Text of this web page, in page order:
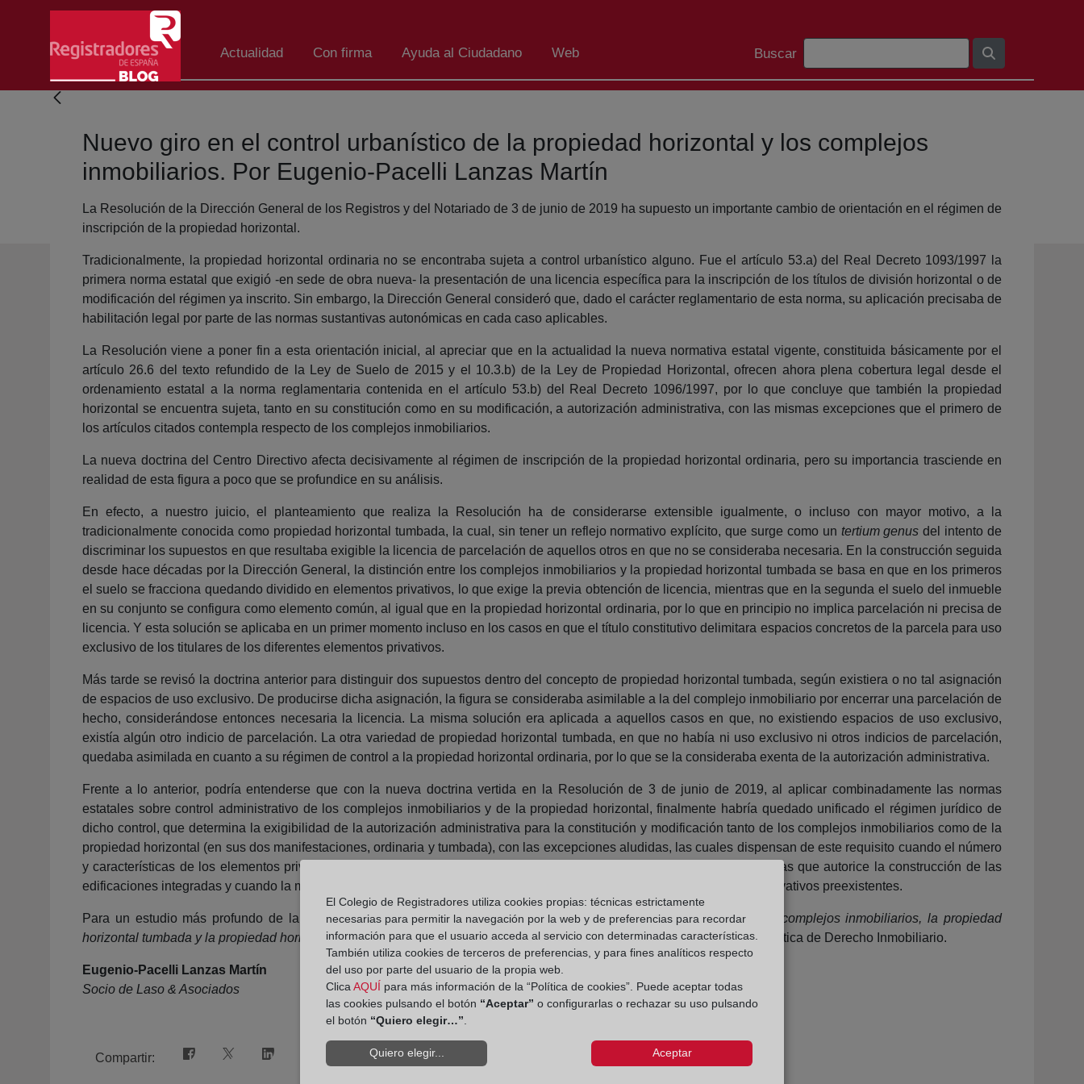
Saltar al contenido principal
Actualidad Con firma Ayuda al Ciudadano Web
Barra de búsqueda
Buscar
Nuevo giro en el control urbanístico de la propiedad horizontal y los complejos
inmobiliarios. Por Eugenio-Pacelli Lanzas Martín
La Resolución de la Dirección General de los Registros y del Notariado de 3 de junio de 2019 ha supuesto un importante cambio de orientación en el régimen de
inscripción de la propiedad horizontal.
Tradicionalmente, la propiedad horizontal ordinaria no se encontraba sujeta a control urbanístico alguno. Fue el artículo 53.a) del Real Decreto 1093/1997 la
primera norma estatal que exigió -en sede de obra nueva- la presentación de una licencia específica para la inscripción de los títulos de división horizontal o de
modificación del régimen ya inscrito. Sin embargo, la Dirección General consideró que, dado el carácter reglamentario de esta norma, su aplicación precisaba de
habilitación legal por parte de las normas sustantivas autonómicas en cada caso aplicables.
La Resolución viene a poner fin a esta orientación inicial, al apreciar que en la actualidad la nueva normativa estatal vigente, constituida básicamente por el
artículo 26.6 del texto refundido de la Ley de Suelo de 2015 y el 10.3.b) de la Ley de Propiedad Horizontal, ofrecen ahora plena cobertura legal desde el
ordenamiento estatal a la norma reglamentaria contenida en el artículo 53.b) del Real Decreto 1096/1997, por lo que concluye que también la propiedad
horizontal se encuentra sujeta, tanto en su constitución como en su modificación, a autorización administrativa, con las mismas excepciones que el primero de
los artículos citados contempla respecto de los complejos inmobiliarios.
La nueva doctrina del Centro Directivo afecta decisivamente al régimen de inscripción de la propiedad horizontal ordinaria, pero su importancia trasciende en
realidad de esta figura a poco que se profundice en su análisis.
En efecto, a nuestro juicio, el planteamiento que realiza la Resolución ha de considerarse extensible igualmente, o incluso con mayor motivo, a la
tradicionalmente conocida como propiedad horizontal tumbada, la cual, sin tener un reflejo normativo explícito, que surge como un tertium genus del intento de
discriminar los supuestos en que resultaba exigible la licencia de parcelación de aquellos otros en que no se consideraba necesaria. En la construcción seguida
desde hace décadas por la Dirección General, la distinción entre los complejos inmobiliarios y la propiedad horizontal tumbada se basa en que en los primeros
el suelo se fracciona quedando dividido en elementos privativos, lo que exige la previa obtención de licencia, mientras que en la segunda el suelo del inmueble
en su conjunto se configura como elemento común, al igual que en la propiedad horizontal ordinaria, por lo que en principio no implica parcelación ni precisa de
licencia. Y esta solución se aplicaba en un primer momento incluso en los casos en que el título constitutivo delimitara espacios concretos de la parcela para uso
exclusivo de los titulares de los diferentes elementos privativos.
Más tarde se revisó la doctrina anterior para distinguir dos supuestos dentro del concepto de propiedad horizontal tumbada, según existiera o no tal asignación
de espacios de uso exclusivo. De producirse dicha asignación, la figura se consideraba asimilable a la del complejo inmobiliario por encerrar una parcelación de
hecho, considerándose entonces necesaria la licencia. La misma solución era aplicada a aquellos casos en que, no existiendo espacios de uso exclusivo,
existía algún otro indicio de parcelación. La otra variedad de propiedad horizontal tumbada, en que no había ni uso exclusivo ni otros indicios de parcelación,
quedaba asimilada en cuanto a su régimen de control a la propiedad horizontal ordinaria, por lo que se la consideraba exenta de la autorización administrativa.
Frente a lo anterior, podría entenderse que con la nueva doctrina vertida en la Resolución de 3 de junio de 2019, al aplicar combinadamente las normas
estatales sobre control administrativo de los complejos inmobiliarios y de la propiedad horizontal, finalmente habría quedado unificado el régimen jurídico de
dicho control, que determina la exigibilidad de la autorización administrativa para la constitución y modificación tanto de los complejos inmobiliarios como de la
propiedad horizontal (en sus dos manifestaciones, ordinaria y tumbada), con las excepciones aludidas, las cuales dispensan de este requisito cuando el número
y características de los elementos privativos resultantes del negocio jurídico sean los que resulten de la licencia de obras que autorice la construcción de las
edificaciones integradas y cuando la modificación del régimen no implique un incremento del número de los elementos privativos preexistentes.
Para un estudio más profundo de la cuestión planteada puede verse el trabajo titulado El control urbanístico de los complejos inmobiliarios, la propiedad
horizontal tumbada y la propiedad horizontal ordinaria, publicado en dos partes en los números 778 y 779 de la Revista Crítica de Derecho Inmobiliario.
Eugenio-Pacelli Lanzas Martín
Socio de Laso & Asociados
Compartir:
El Colegio de Registradores utiliza cookies propias: técnicas estrictamente
necesarias para permitir la navegación por la web y de preferencias para recordar
información para que el usuario acceda al servicio con determinadas características.
También utiliza cookies de terceros de preferencias, y para fines analíticos respecto
del uso por parte del usuario de la propia web.
Clica AQUÍ para más información de la “Política de cookies”. Puede aceptar todas
las cookies pulsando el botón “Aceptar” o configurarlas o rechazar su uso pulsando
el botón “Quiero elegir…”
Quiero elegir... Aceptar